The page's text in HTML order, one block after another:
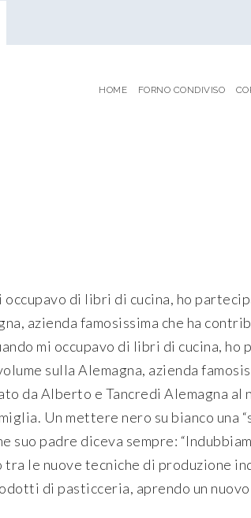
HOME FORNO CONDIVISO
occupavo di libri di cucina, ho
azienda famosissima che ha
mi occupavo di libri di cucina,
sulla Alemagna, azienda
da Alberto e Tancredi Alemagna al
Un mettere nero su bianco una
padre diceva sempre:
tra le nuove tecniche di
di pasticceria, aprendo un